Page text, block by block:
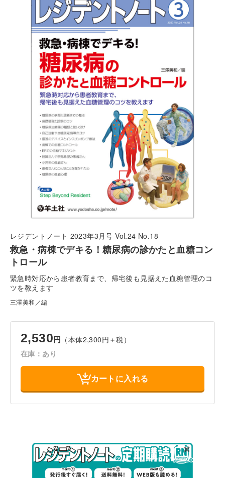
レジデントノート 2023年3月号 Vol.24 No.18
救急・病棟でデキる！糖尿病の診かたと血糖コン
トロール
緊急時対応から患者教育まで、帰宅後も見据えた血糖管理のコ
ツを教えます
三澤美和／編
2,530 円
（本体2,300円＋税）
在庫：あり
カートに入れる